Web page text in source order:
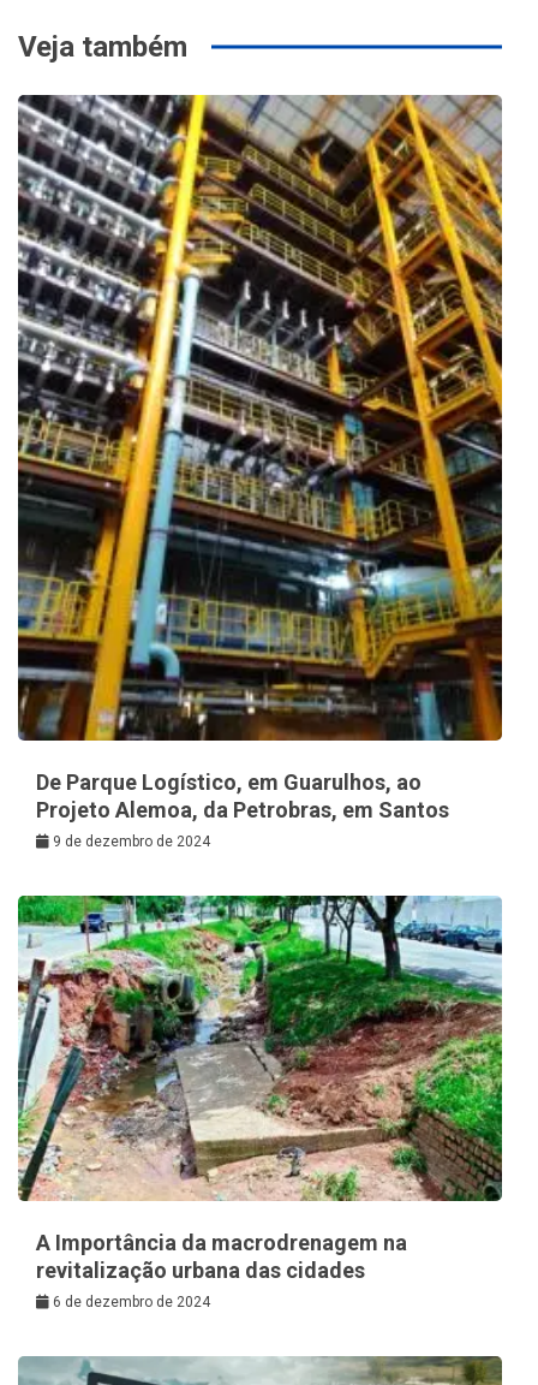
Veja também
De Parque Logístico, em Guarulhos, ao
Projeto Alemoa, da Petrobras, em Santos
9 de dezembro de 2024
A Importância da macrodrenagem na
revitalização urbana das cidades
6 de dezembro de 2024